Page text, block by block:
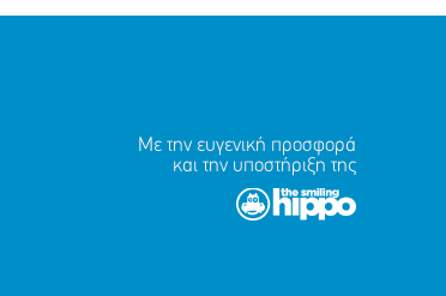
Με την ευγενική προσφορά
και την υποστήριξη της